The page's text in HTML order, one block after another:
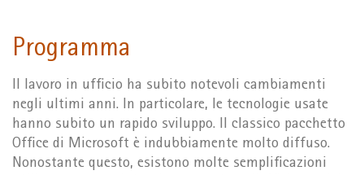
Programma
Il lavoro in ufficio ha subito notevoli cambiamenti
negli ultimi anni. In particolare, le tecnologie usate
hanno subito un rapido sviluppo. Il classico pacchetto
Office di Microsoft è indubbiamente molto diffuso.
Nonostante questo, esistono molte semplificazioni